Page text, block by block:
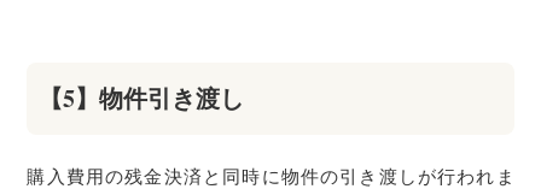
【5】物件引き渡し
購入費用の残金決済と同時に物件の引き渡しが行われま